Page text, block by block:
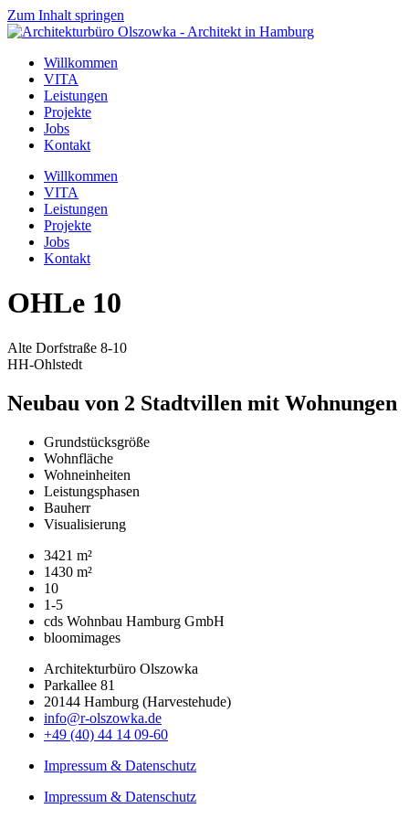
Zum Inhalt springen
Willkommen
VITA
Leistungen
Projekte
Jobs
Kontakt
Willkommen
VITA
Leistungen
Projekte
Jobs
Kontakt
OHLe 10
Alte Dorfstraße 8-10
HH-Ohlstedt
Neubau von 2 Stadtvillen mit Wohnungen
Grundstücksgröße
Wohnfläche
Wohneinheiten
Leistungsphasen
Bauherr
Visualisierung
3421 m²
1430 m²
10
1-5
cds Wohnbau Hamburg GmbH
bloomimages
Architekturbüro Olszowka
Parkallee 81
20144 Hamburg (Harvestehude)
info@r-olszowka.de
+49 (40) 44 14 09-60
Impressum & Datenschutz
Impressum & Datenschutz